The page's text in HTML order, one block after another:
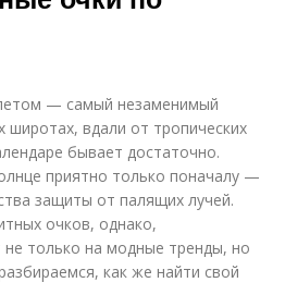
— самый незаменимый
широтах, вдали от тропических
бывает достаточно.
приятно только поначалу —
защиты от палящих лучей.
очков, однако,
не только на модные тренды, но
как же найти свой